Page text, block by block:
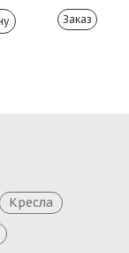
Заказ
Кресла